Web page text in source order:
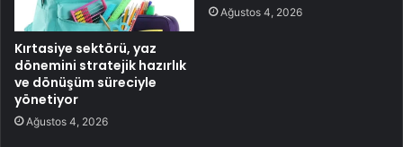
Kırtasiye sektörü, yaz
dönemini stratejik hazırlık
ve dönüşüm süreciyle
yönetiyor
Ağustos 4, 2026
Ağustos 4, 2026